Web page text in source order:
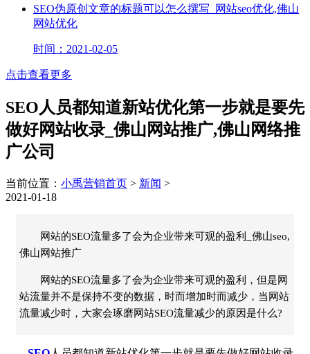
SEO伪原创文章的标题可以怎么撰写_网站seo优化,佛山
网站优化
时间：2021-02-05
点击查看更多
SEO人员都知道新站优化第一步就是要先
做好网站收录_佛山网站推广,佛山网络推
广公司
当前位置： 小禹营销首页 > 新闻 >
2021-01-18
网站的SEO流量多了会为企业带来可观的盈利_佛山seo,
佛山网站推广
网站的SEO流量多了会为企业带来可观的盈利，但是网
站流量并不是保持不变的数据，时而增加时而减少，当网站
流量减少时，大家会琢磨网站SEO流量减少的原因是什么?